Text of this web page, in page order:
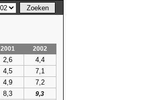
2001
2002
2,6 4,4
4,5 7,1
4,9 7,2
8,3
9,3